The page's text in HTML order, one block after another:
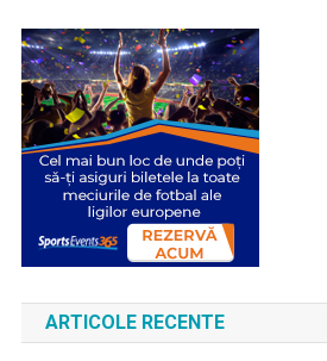
ARTICOLE RECENTE